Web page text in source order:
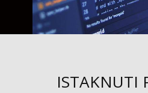
ISTAKNUTI